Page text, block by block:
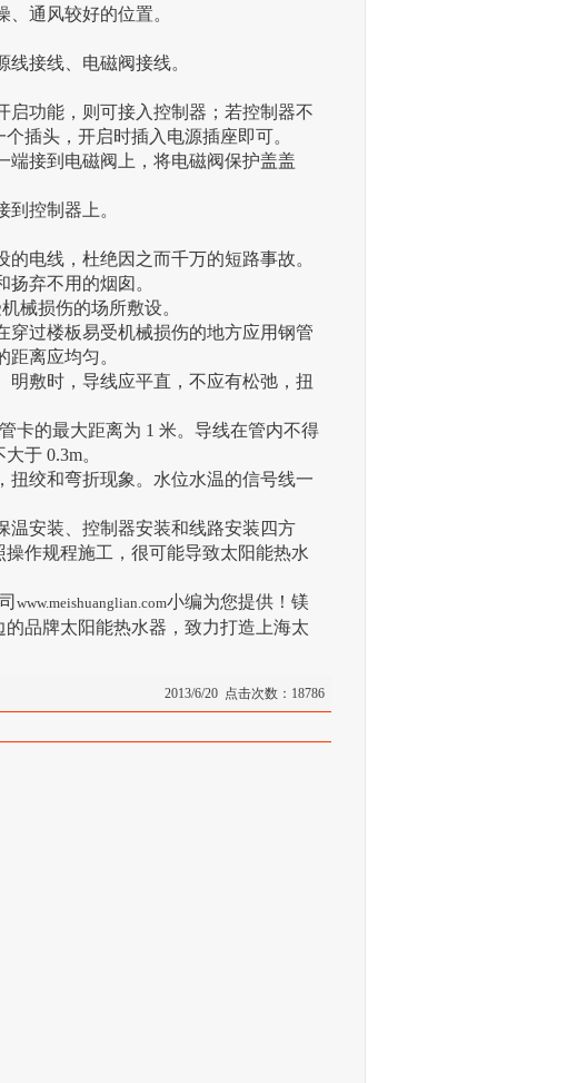
通风较好的位置。
接线、电磁阀接线。
功能，则可接入控制器；若控制器不
插头，开启时插入电源插座即可。
接到电磁阀上，将电磁阀保护盖盖
控制器上。
电线，杜绝因之而千万的短路事故。
弃不用的烟囱。
械损伤的场所敷设。
过楼板易受机械损伤的地方应用钢管
离应均匀。
敷时，导线应平直，不应有松弛，扭
的最大距离为 1 米。导线在管内不得
于 0.3m。
绞和弯折现象。水位水温的信号线一
温安装、控制器安装和线路安装四方
作规程施工，很可能导致太阳能热水
www.meishuanglian.com小编为您提供！镁
品牌太阳能热水器，致力打造上海太
2013/6/20 点击次数：18786